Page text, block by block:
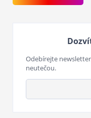
Odebírejte
neutečou.